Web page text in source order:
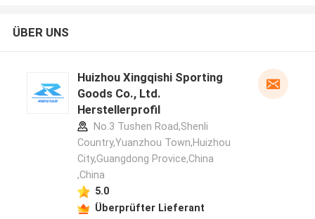
ÜBER UNS
Huizhou Xingqishi Sporting
Goods Co., Ltd.
Herstellerprofil
No.3 Tushen Road,Shenli
Country,Yuanzhou Town,Huizhou
City,Guangdong Provice,China
,China
5.0
Überprüfter Lieferant